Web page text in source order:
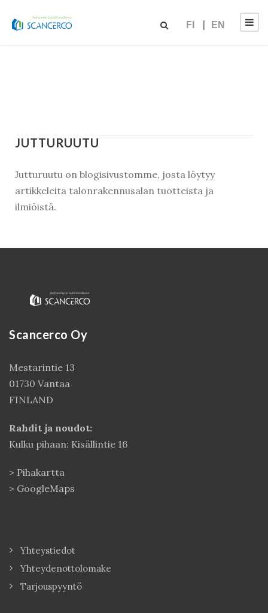
FI EN
JUTTURUUTU
Jutturuutu on blogisivustomme, josta löytyy
artikkeleita talonrakennusalan tuotteista ja
ilmiöistä.
Scancerco Oy
Mestarintie 13
01730 Vantaa
FINLAND
Rahdit ja noudot:
Kulku pihaan: Kisällintie 16
> Pihakartta
> GoogleMaps
Yhteystiedot
Yhteydenottolomake
Tarjouspyyntö